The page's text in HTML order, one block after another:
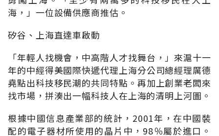
海，」一位設備供應商推估。
矽谷、上海直達車啟動
「年輕人找機會，中高階人才找舞台，」來滬十一
年的中經得美國際快遞代理上海分公司總經理厲德
堯點出科技移民潮的共同特點。再加上創業老闆來
找市場，拼湊出一幅科技人在上海的清明上河圖。
根據中國信息產業部的統計，2001年，在中國裝
配的電子器材所使用的晶片中，98％屬於進口。